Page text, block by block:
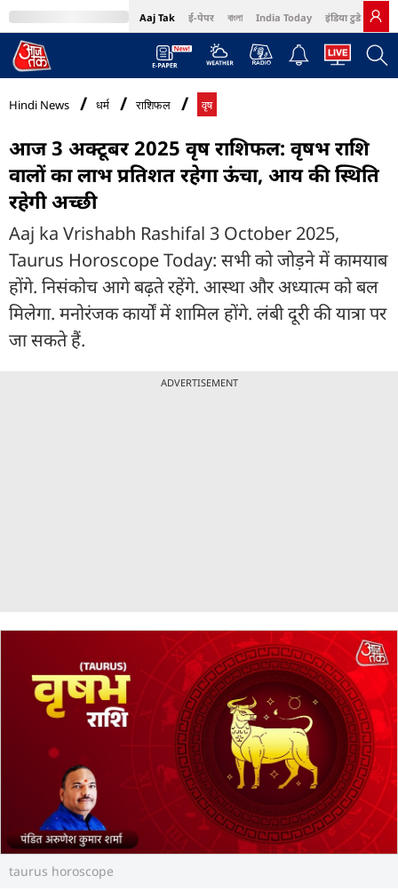
Aaj Tak ई-पेपर বাংলা India Today इंडिया टुडे हिंदी
MumbaiTak Cosmopolitan Harper's Bazaar Northeast
Hindi News धर्म राशिफल वृष
आज 3 अक्टूबर 2025 वृष राशिफल: वृषभ राशि
वालों का लाभ प्रतिशत रहेगा ऊंचा, आय की स्थिति
रहेगी अच्छी
Aaj ka Vrishabh Rashifal 3 October 2025,
Taurus Horoscope Today: सभी को जोड़ने में कामयाब
होंगे. निसंकोच आगे बढ़ते रहेंगे. आस्था और अध्यात्म को बल
मिलेगा. मनोरंजक कार्यों में शामिल होंगे. लंबी दूरी की यात्रा पर
जा सकते हैं.
ADVERTISEMENT
taurus horoscope